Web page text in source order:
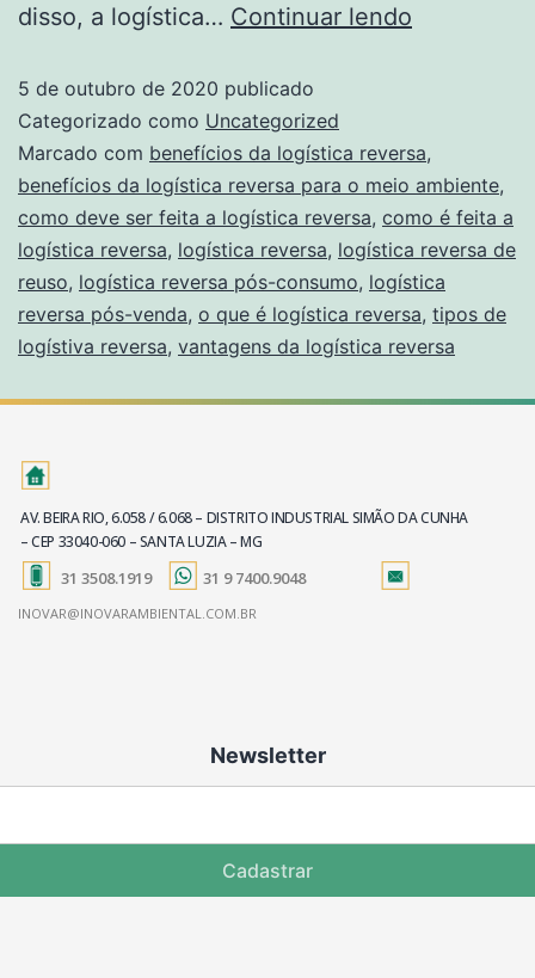
disso, a logística… Continuar lendo
5 de outubro de 2020 publicado
Categorizado como Uncategorized
Marcado com benefícios da logística reversa,
benefícios da logística reversa para o meio ambiente,
como deve ser feita a logística reversa, como é feita a
logística reversa, logística reversa, logística reversa de
reuso, logística reversa pós-consumo, logística
reversa pós-venda, o que é logística reversa, tipos de
logístiva reversa, vantagens da logística reversa
AV. BEIRA RIO, 6.058 / 6.068 – DISTRITO INDUSTRIAL SIMÃO DA CUNHA
– CEP 33040-060 – SANTA LUZIA – MG
31 3508.1919 31 9 7400.9048
INOVAR@INOVARAMBIENTAL.COM.BR
Newsletter
Cadastrar